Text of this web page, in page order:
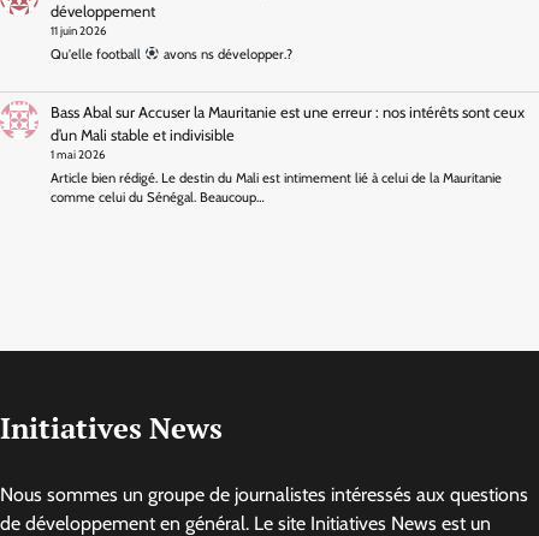
développement
11 juin 2026
Qu'elle football avons ns développer.?
Bass Abal sur Accuser la Mauritanie est une erreur : nos intérêts sont ceux
d’un Mali stable et indivisible
1 mai 2026
Article bien rédigé. Le destin du Mali est intimement lié à celui de la Mauritanie
comme celui du Sénégal. Beaucoup…
Initiatives News
Nous sommes un groupe de journalistes intéressés aux questions
de développement en général. Le site Initiatives News est un